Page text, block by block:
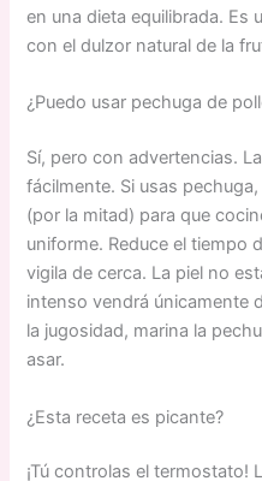
en una dieta equilibrada. Es
con el dulzor natural de la
¿Puedo usar pechuga de
Sí, pero con advertencias.
fácilmente. Si usas
(por la mitad) para que
uniforme. Reduce el
vigila de cerca. La piel no
intenso vendrá únicamente
la jugosidad, marina la
asar.
¿Esta receta es picante?
¡Tú controlas el termostato!